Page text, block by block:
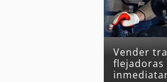
Vender transpak
flejadoras